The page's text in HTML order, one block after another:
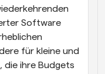
Software
für kleine und
die ihre Budgets